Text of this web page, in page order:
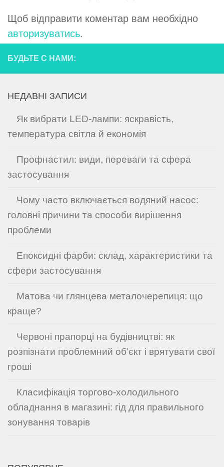
Щоб відправити коментар вам необхідно
авторизуватись.
БУДЬТЕ С НАМИ:
НЕДАВНІ ЗАПИСИ
Як вибрати LED-лампи: яскравість,
температура світла й економія
Профнастил: види, переваги та сфера
застосування
Чому часто включається водяний насос:
головні причини та способи вирішення
проблеми
Епоксидні фарби: склад, характеристики та
сфери застосування
Матова чи глянцева металочерепиця: що
краще?
Червоні прапорці на будівництві: як
розпізнати проблемний об’єкт і врятувати свої
гроші
Класифікація торгово-холодильного
обладнання в магазині: гід для правильного
зонування товарів